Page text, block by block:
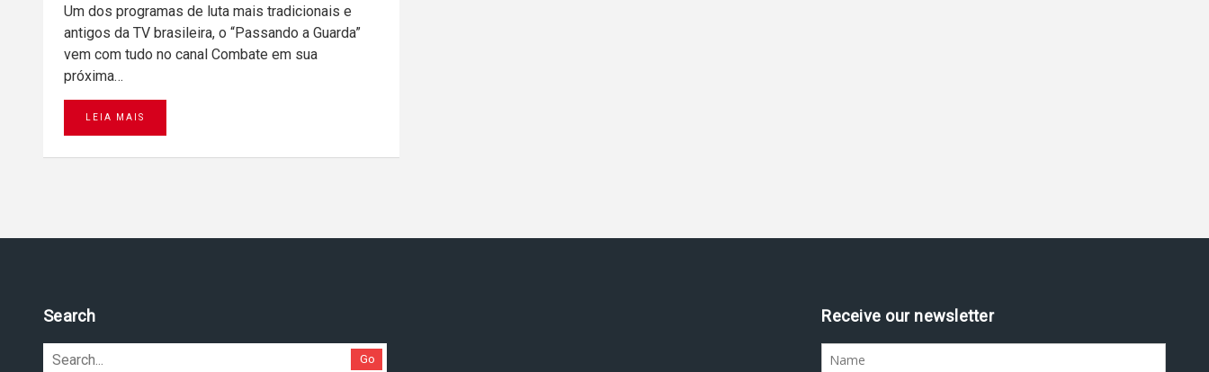
Um dos programas de luta mais tradicionais e
antigos da TV brasileira, o “Passando a Guarda”
vem com tudo no canal Combate em sua
próxima…
LEIA MAIS
Search
Go
Receive our newsletter